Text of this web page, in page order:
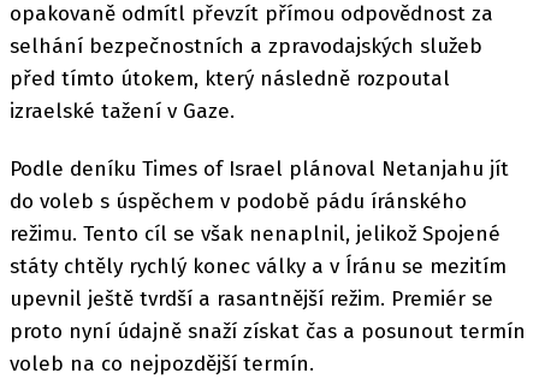
opakovaně odmítl převzít přímou odpovědnost za
selhání bezpečnostních a zpravodajských služeb
před tímto útokem, který následně rozpoutal
izraelské tažení v Gaze.
Podle deníku Times of Israel plánoval Netanjahu jít
do voleb s úspěchem v podobě pádu íránského
režimu. Tento cíl se však nenaplnil, jelikož Spojené
státy chtěly rychlý konec války a v Íránu se mezitím
upevnil ještě tvrdší a rasantnější režim. Premiér se
proto nyní údajně snaží získat čas a posunout termín
voleb na co nejpozdější termín.